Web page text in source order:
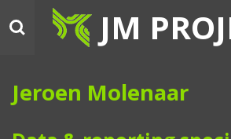
direct
hoofdinhoud
JM
Jeroen Molenaar